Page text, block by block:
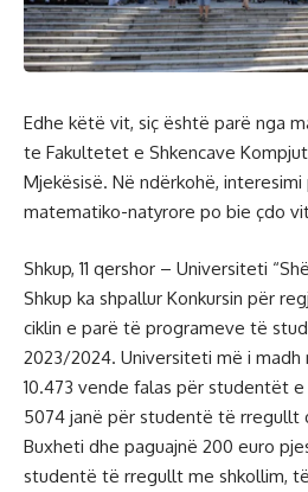
Edhe këtë vit, siç është parë nga
te Fakultetet e Shkencave
Mjekësisë. Në ndërkohë,
matematiko-natyrore po bie çdo
Shkup, 11 qershor – Universiteti
Shkup ka shpallur Konkursin për
ciklin e parë të programeve të
2023/2024. Universiteti më i madh
10.473 vende falas për studentët
5074 janë për studentë të rregullt
Buxheti dhe paguajnë 200 euro
studentë të rregullt me shkollim,